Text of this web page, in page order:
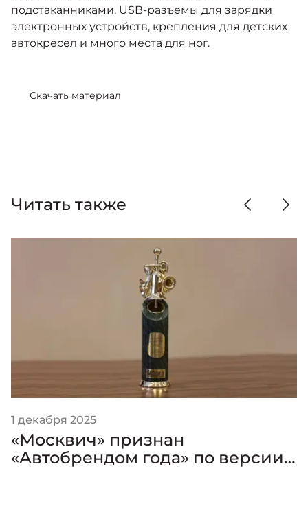
подстаканниками, USB-разъемы для зарядки
электронных устройств, крепления для детских
автокресел и много места для ног.
Скачать материал
Читать также
1 декабря 2025
«Москвич» признан
«Автобрендом года» по версии